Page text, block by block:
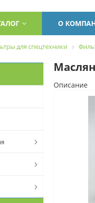
О
для спецтехники
Описание